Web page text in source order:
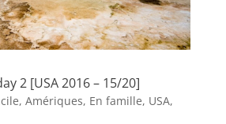
2 [USA 2016 – 15/20]
, Amériques, En famille, USA,